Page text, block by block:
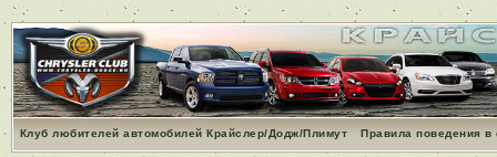
Клуб любителей автомобилей Крайслер/Додж/Плимут Правила поведения